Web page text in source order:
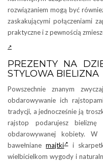
rozwiązaniem mogą być
zaskakującymi połączeniami
praktyczne i z pewnością
PREZENTY NA
STYLOWA BIELIZNA
Powszechnie znanym
obdarowywanie ich
tradycji, a jednocześnie ją
rajstop podarujesz
obdarowywanej kobiety. W
bawełnianemajtki i
wielbicielkom wygody i